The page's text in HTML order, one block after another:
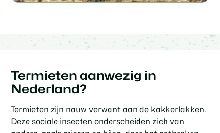
Termieten aanwezig in
Nederland?
Termieten zijn nauw verwant aan de kakkerlakken.
Deze sociale insecten onderscheiden zich van